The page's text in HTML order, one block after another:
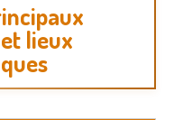
lieux